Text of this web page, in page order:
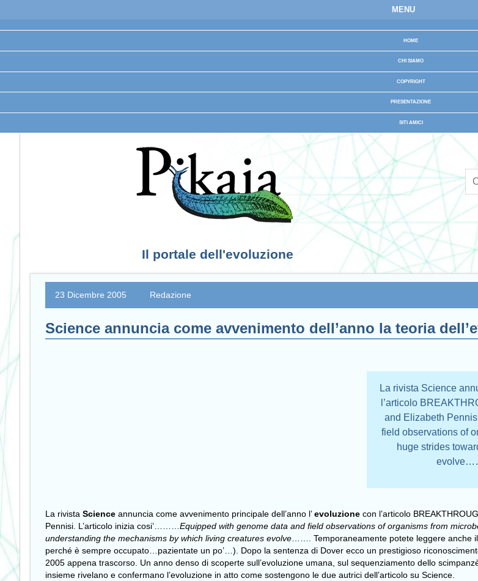
MENU
HOME
CHI SIAMO
COPYRIGHT
PRESENTAZIONE
SITI AMICI
Il portale dell'evoluzione
23 Dicembre 2005 Redazione
Science annuncia come avvenimento dell’anno la teoria
La rivista Science
l’articolo
and Elizabeth
field observations of
huge strides
La rivista Science annuncia come avvenimento principale dell’anno l’evoluzione con l’articolo
Pennisi. L’articolo inizia cosi’……… Equipped with genome data and field observations of organisms from
understanding the mechanisms by which living creatures evolve ……. Temporaneamente potete leggere anche il
perché è sempre occupato…pazientate un po’…). Dopo la sentenza di Dover ecco un prestigioso
2005 appena trascorso. Un anno denso di scoperte sull’evoluzione umana, sul sequenziamento dello
insieme rivelano e confermano l’evoluzione in atto come sostengono le due autrici dell’articolo su Science.